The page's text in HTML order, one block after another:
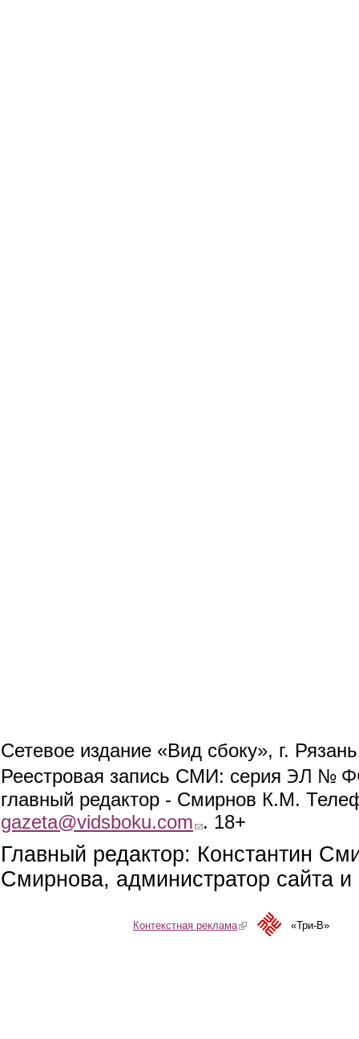
Сетевое издание «Вид сбоку», г.
Реестровая запись СМИ: серия ЭЛ №
главный редактор - Смирнов К.М.
gazeta@vidsboku.com (link sends e-mail)
. 18+
Главный редактор: Константин
Смирнова, администратор сайта
Контекстная реклама(link is external)«Три-В»